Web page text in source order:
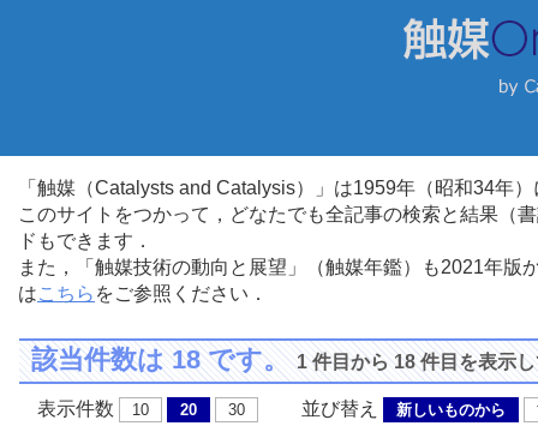
「触媒（Catalysts and Catalysis）」は1959年（昭和34年
このサイトをつかって，どなたでも全記事の検索と結果（
ドもできます．
また，「触媒技術の動向と展望」（触媒年鑑）も2021年
はこちら をご参照ください．
該当件数は 18 です。1 件目から 18 件目を表示
表示件数 10 20 30 並び替え 新しいものから